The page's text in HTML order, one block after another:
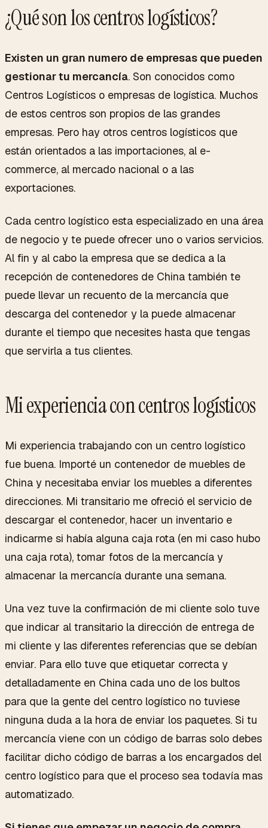
¿Qué son los centros logísticos?
Existen un gran numero de empresas que pueden
gestionar tu mercancía. Son conocidos como
Centros Logísticos o empresas de logística. Muchos
de estos centros son propios de las grandes
empresas. Pero hay otros centros logísticos que
están orientados a las importaciones, al e-
commerce, al mercado nacional o a las
exportaciones.
Cada centro logístico esta especializado en una área
de negocio y te puede ofrecer uno o varios servicios.
Al fin y al cabo la empresa que se dedica a la
recepción de contenedores de China también te
puede llevar un recuento de la mercancía que
descarga del contenedor y la puede almacenar
durante el tiempo que necesites hasta que tengas
que servirla a tus clientes.
Mi experiencia con centros logísticos
Mi experiencia trabajando con un centro logístico
fue buena. Importé un contenedor de muebles de
China y necesitaba enviar los muebles a diferentes
direcciones. Mi transitario me ofreció el servicio de
descargar el contenedor, hacer un inventario e
indicarme si había alguna caja rota (en mi caso hubo
una caja rota), tomar fotos de la mercancía y
almacenar la mercancía durante una semana.
Una vez tuve la confirmación de mi cliente solo tuve
que indicar al transitario la dirección de entrega de
mi cliente y las diferentes referencias que se debían
enviar. Para ello tuve que etiquetar correcta y
detalladamente en China cada uno de los bultos
para que la gente del centro logístico no tuviese
ninguna duda a la hora de enviar los paquetes. Si tu
mercancía viene con un código de barras solo debes
facilitar dicho código de barras a los encargados del
centro logístico para que el proceso sea todavía mas
automatizado.